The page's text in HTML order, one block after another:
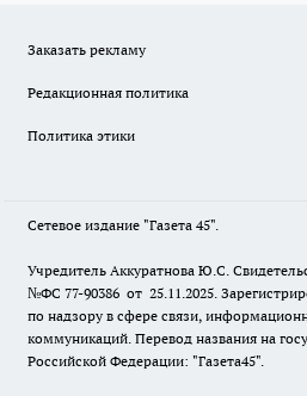
Заказать рекламу
Редакционная политика
Политика этики
Сетевое издание "Газета 45".
Учредитель Аккуратнова Ю.С.
№ФС 77-90386 от 25.11.2025.
по надзору в сфере связи,
коммуникаций. Перевод названия на
Российской Федерации: "Газета45".